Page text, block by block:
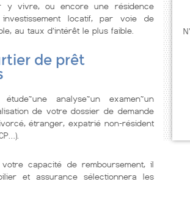
y vivre, ou encore une résidence
locatif, par voie de
au taux d’intérêt le plus faible.
de prêt
analyse~un examen~un
de votre dossier de demande
étranger, expatrié non-résident
capacité de remboursement, il
et assurance sélectionnera les